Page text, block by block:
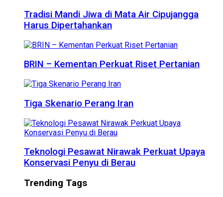
Tradisi Mandi Jiwa di Mata Air Cipujangga
Harus Dipertahankan
BRIN – Kementan Perkuat Riset Pertanian
Tiga Skenario Perang Iran
Teknologi Pesawat Nirawak Perkuat Upaya
Konservasi Penyu di Berau
Trending Tags